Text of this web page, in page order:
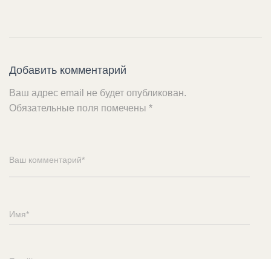
Добавить комментарий
Ваш адрес email не будет опубликован.
Обязательные поля помечены *